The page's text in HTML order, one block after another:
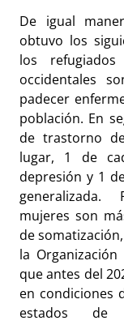
De igual
obtuvo los
los
occidentales
padecer
población. En
de trastorno
lugar, 1 de
depresión y 1
generalizada.
mujeres son
de
la
que antes del
en condiciones
estados de